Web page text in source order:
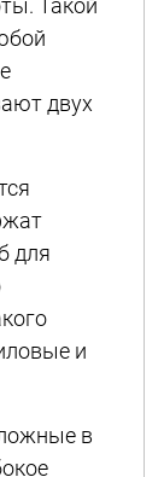
Такой
двух
для
и
в